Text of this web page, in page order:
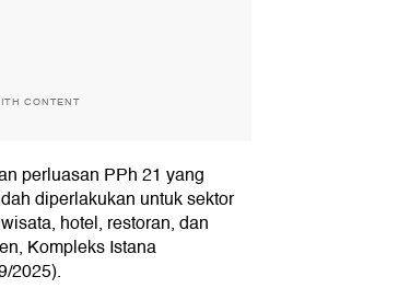
CONTENT
perluasan PPh 21 yang
diperlakukan untuk sektor
hotel, restoran, dan
Kompleks Istana
2025).